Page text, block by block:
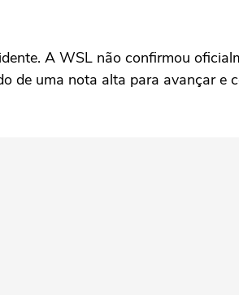
A WSL não confirmou
de uma nota alta para avançar e